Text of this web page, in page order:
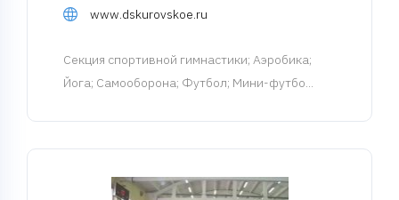
www.dskurovskoe.ru
Cекция спортивной гимнастики; Аэробика;
Йога; Самооборона; Футбол; Мини-футбо...